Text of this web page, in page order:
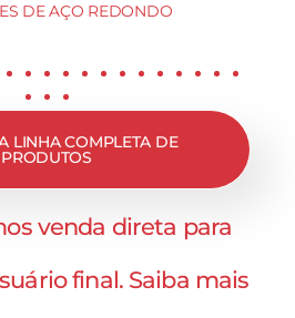
DE AÇO REDONDO
LINHA COMPLETA DE
PRODUTOS
venda direta para
final. Saiba mais